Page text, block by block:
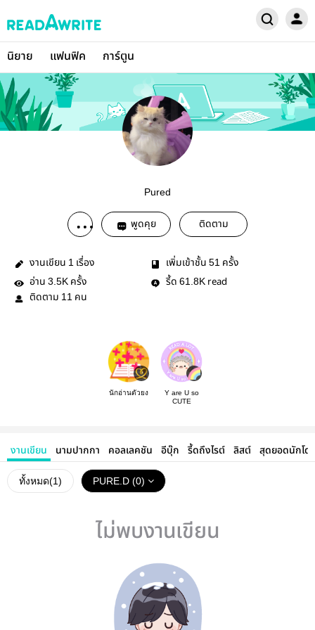
นิยาย แฟนฟิค การ์ตูน
Pured
พูดคุย ติดตาม
งานเขียน 1 เรื่อง เพิ่มเข้าชั้น 51 ครั้ง
อ่าน 3.5K ครั้ง รี้ด 61.8K read
ติดตาม 11 คน
นักอ่านตัวยง
Y are U so
CUTE
งานเขียน นามปากกา คอลเลคชัน อีบุ๊ก รี้ดถึงไรต์ ลิสต์ สุดยอดนักโด
ทั้งหมด(1) PURE.D (0)
ไม่พบงานเขียน